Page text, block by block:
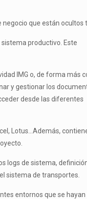
que están ocultos
productivo. Este
IMG o, de forma más
y gestionar los
desde las diferentes
Lotus…Además,
logs de sistema,
sistema de transportes.
entornos que se hayan